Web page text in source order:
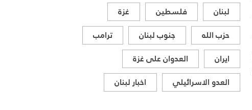
لبنان فلسطين
غزة
حزب الله
جنوب لبنان
ترامب
ايران
العدوان على غزة
العدو الاسرائيلي
اخبار لبنان